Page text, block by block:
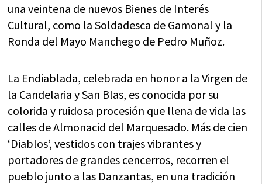
una veintena de nuevos Bienes de Interés
Cultural, como la Soldadesca de Gamonal y la
Ronda del Mayo Manchego de Pedro Muñoz.
La Endiablada, celebrada en honor a la Virgen de
la Candelaria y San Blas, es conocida por su
colorida y ruidosa procesión que llena de vida las
calles de Almonacid del Marquesado. Más de cien
‘Diablos’, vestidos con trajes vibrantes y
portadores de grandes cencerros, recorren el
pueblo junto a las Danzantas, en una tradición